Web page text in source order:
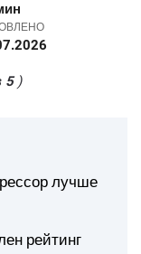
5)
лучше
рейтинг